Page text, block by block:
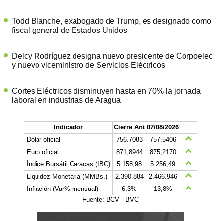
Todd Blanche, exabogado de Trump, es designado como
fiscal general de Estados Unidos
Delcy Rodríguez designa nuevo presidente de Corpoelec
y nuevo viceministro de Servicios Eléctricos
Cortes Eléctricos disminuyen hasta en 70% la jornada
laboral en industrias de Aragua
Indicador Cierre Ant 07/08/2026
Dólar oficial
756.7083
757.5406
Euro oficial
871,8944
875,2170
Índice Bursátil Caracas (IBC)
5.158,98
5.256,49
Liquidez Monetaria (MMBs.)
2.390.884
2.466.946
Inflación (Var% mensual)
6,3%
13,8%
Fuente: BCV - BVC